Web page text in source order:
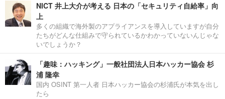
NICT 井上大介が考える 日本の「セキュリティ自給率」向
上
多くの組織で海外製のアプライアンスを導入していますが自分
たちがどんな仕組みで守られているかわかっていないんじゃな
いでしょうか？
「趣味：ハッキング」一般社団法人日本ハッカー協会 杉
浦 隆幸
国内 OSINT 第一人者 日本ハッカー協会の杉浦氏が本気を出し
たら